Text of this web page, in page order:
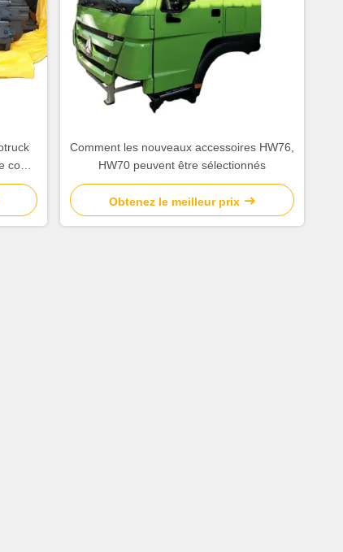
Comment les nouveaux accessoires HW76,
HW70 peuvent être sélectionnés
Obtenez le meilleur prix